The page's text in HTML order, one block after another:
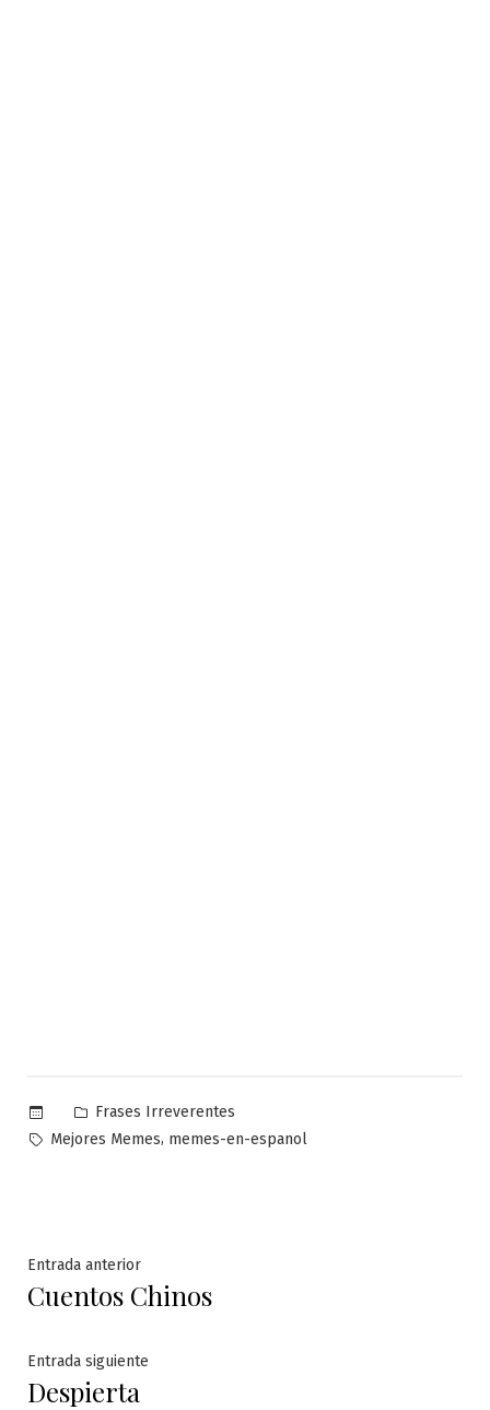
Publicado
en
Frases Irreverentes
Etiquetas:
Mejores Memes, memes-en-espanol
Navegación
de
entradas
Entrada anteriorEntrada
anterior:
Cuentos Chinos
Entrada siguiente
Despierta